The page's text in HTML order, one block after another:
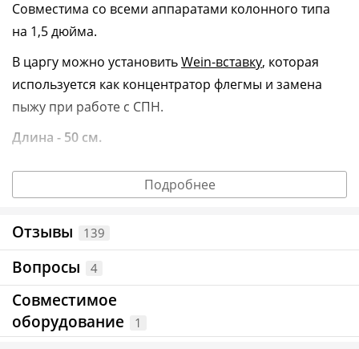
Совместима со всеми аппаратами колонного типа
на 1,5 дюйма.
В царгу можно установитьWein-вставку, которая
используется как концентратор флегмы и замена
пыжу при работе с СПН.
Длина - 50 см.
Диаметр - 1,5 дюйма.
Внимание!Кламповый хомут и уплотнение в
отдельно.
Информация о технических характеристиках, комплектации и
внешнем виде товара основывается на последних доступных
данных от поставщика.
Подробнее
Отзывы 139
Вопросы 4
Совместимое
оборудование
1